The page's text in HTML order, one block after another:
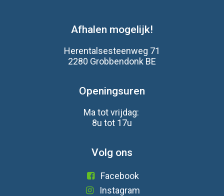
Afhalen mogelijk!
Herentalsesteenweg 71
2280 Grobbendonk BE
Openingsuren
Ma tot vrijdag:
8u tot 17u
Volg ons
Facebook
Instagram